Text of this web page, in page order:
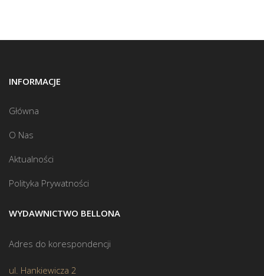
INFORMACJE
Główna
O Nas
Aktualności
Polityka Prywatności
WYDAWNICTWO BELLONA
Adres do korespondencji
ul. Hankiewicza 2